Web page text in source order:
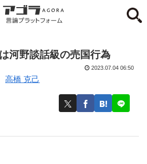
河野談話級の売国行為
高橋 克己
2023.07.04 06:50